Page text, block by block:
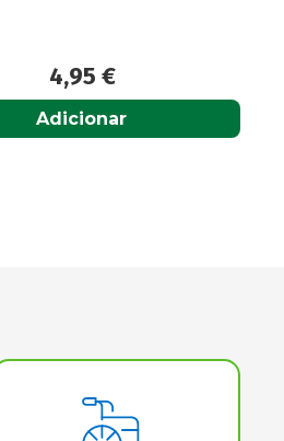
11,95€
Adicionar